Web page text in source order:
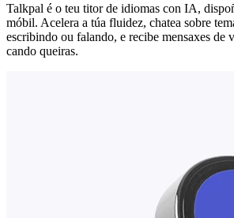
Talkpal é o teu titor de idiomas con IA,
móbil. Acelera a túa fluidez, chatea sobre
escribindo ou falando, e recibe mensaxes de
cando queiras.